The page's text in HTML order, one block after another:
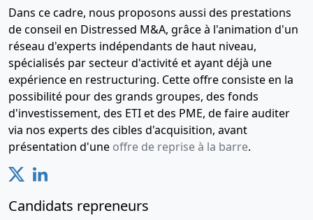
Dans ce cadre, nous proposons aussi des prestations
de conseil en Distressed M&A, grâce à l'animation d'un
réseau d'experts indépendants de haut niveau,
spécialisés par secteur d'activité et ayant déjà une
expérience en restructuring. Cette offre consiste en la
possibilité pour des grands groupes, des fonds
d'investissement, des ETI et des PME, de faire auditer
via nos experts des cibles d'acquisition, avant
présentation d'une offre de reprise à la barre.
Candidats repreneurs